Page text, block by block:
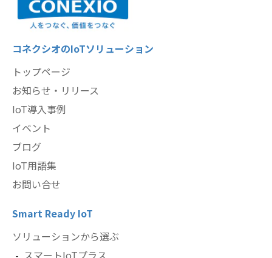
コネクシオのIoTソリューション
トップページ
お知らせ・リリース
IoT導入事例
イベント
ブログ
IoT用語集
お問い合せ
Smart Ready IoT
ソリューションから選ぶ
スマートIoTプラス